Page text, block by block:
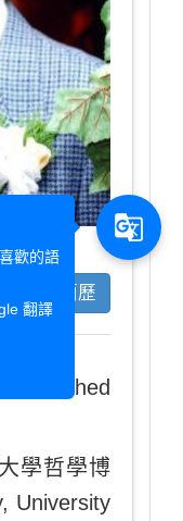
簡歷
學哲學博
University
歡的語
翻譯
g_translate